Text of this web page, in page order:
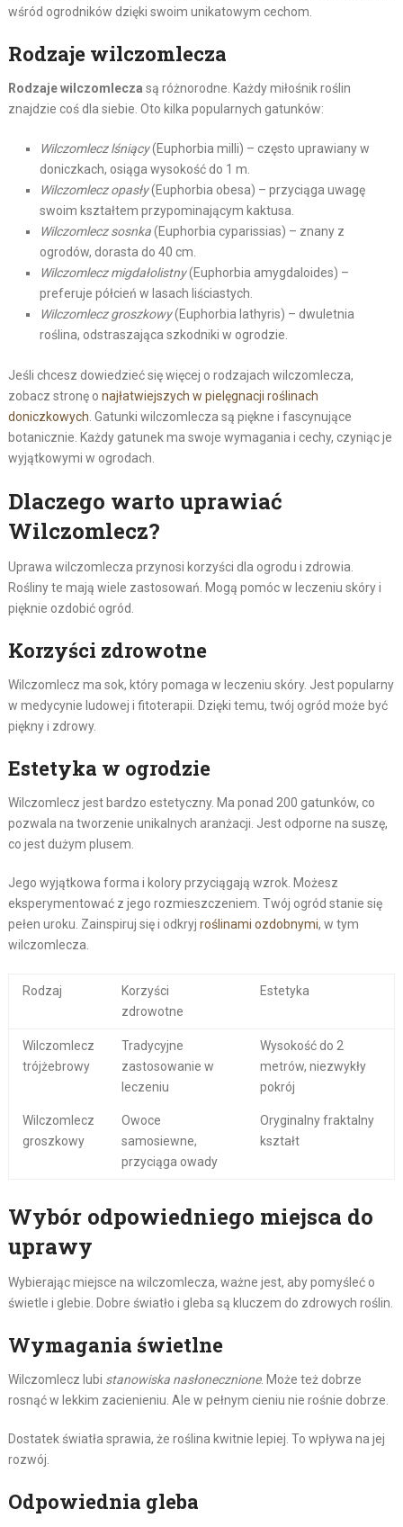
wśród ogrodników dzięki swoim unikatowym cechom.
Rodzaje wilczomlecza
Rodzaje wilczomlecza są różnorodne. Każdy miłośnik roślin
znajdzie coś dla siebie. Oto kilka popularnych gatunków:
Wilczomlecz lśniący(Euphorbia milli) – często uprawiany w
doniczkach, osiąga wysokość do 1 m.
Wilczomlecz opasły(Euphorbia obesa) – przyciąga uwagę
swoim kształtem przypominającym kaktusa.
Wilczomlecz sosnka(Euphorbia cyparissias) – znany z
ogrodów, dorasta do 40 cm.
Wilczomlecz migdałolistny(Euphorbia amygdaloides) –
preferuje półcień w lasach liściastych.
Wilczomlecz groszkowy(Euphorbia lathyris) – dwuletnia
roślina, odstraszająca szkodniki w ogrodzie.
Jeśli chcesz dowiedzieć się więcej o rodzajach wilczomlecza,
zobacz stronę o najłatwiejszych w pielęgnacji roślinach
doniczkowych. Gatunki wilczomlecza są piękne i fascynujące
botanicznie. Każdy gatunek ma swoje wymagania i cechy, czyniąc je
wyjątkowymi w ogrodach.
Dlaczego warto uprawiać
Wilczomlecz?
Uprawa wilczomlecza przynosi korzyści dla ogrodu i zdrowia.
Rośliny te mają wiele zastosowań. Mogą pomóc w leczeniu skóry i
pięknie ozdobić ogród.
Korzyści zdrowotne
Wilczomlecz ma sok, który pomaga w leczeniu skóry. Jest popularny
w medycynie ludowej i fitoterapii. Dzięki temu, twój ogród może być
piękny i zdrowy.
Estetyka w ogrodzie
Wilczomlecz jest bardzo estetyczny. Ma ponad 200 gatunków, co
pozwala na tworzenie unikalnych aranżacji. Jest odporne na suszę,
co jest dużym plusem.
Jego wyjątkowa forma i kolory przyciągają wzrok. Możesz
eksperymentować z jego rozmieszczeniem. Twój ogród stanie się
pełen uroku. Zainspiruj się i odkryj roślinami ozdobnymi, w tym
wilczomlecza.
Rodzaj
Korzyści
zdrowotne
Estetyka
Wilczomlecz
trójżebrowy
Tradycyjne
zastosowanie w
leczeniu
Wysokość do 2
metrów, niezwykły
pokrój
Wilczomlecz
groszkowy
Owoce
samosiewne,
przyciąga owady
Oryginalny fraktalny
kształt
Wybór odpowiedniego miejsca do
uprawy
Wybierając miejsce na wilczomlecza, ważne jest, aby pomyśleć o
świetle i glebie. Dobre światło i gleba są kluczem do zdrowych roślin.
Wymagania świetlne
Wilczomlecz lubi stanowiska nasłonecznione. Może też dobrze
rosnąć w lekkim zacienieniu. Ale w pełnym cieniu nie rośnie dobrze.
Dostatek światła sprawia, że roślina kwitnie lepiej. To wpływa na jej
rozwój.
Odpowiednia gleba